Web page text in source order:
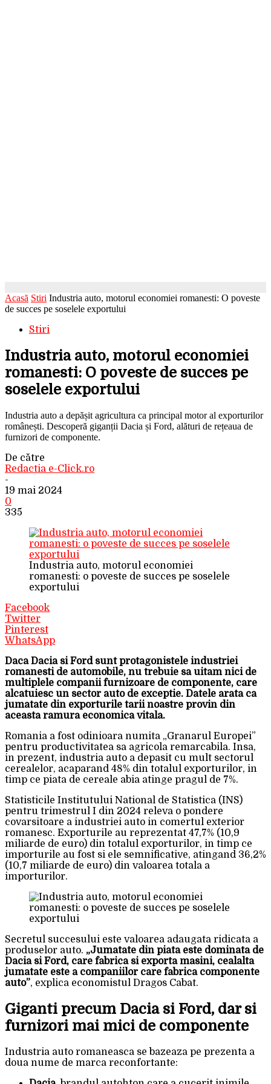
Acasă Stiri Industria auto, motorul economiei romanesti: O poveste
de succes pe soselele exportului
Stiri
Industria auto, motorul economiei
romanesti: O poveste de succes pe
soselele exportului
Industria auto a depășit agricultura ca principal motor al exporturilor
românești. Descoperă giganții Dacia și Ford, alături de rețeaua de
furnizori de componente.
De către
Redactia e-Click.ro
-
19 mai 2024
0
335
Industria auto, motorul economiei
romanesti: o poveste de succes pe soselele
exportului
Facebook
Twitter
Pinterest
WhatsApp
Daca Dacia si Ford sunt protagonistele industriei
romanesti de automobile, nu trebuie sa uitam nici de
multiplele companii furnizoare de componente, care
alcatuiesc un sector auto de exceptie. Datele arata ca
jumatate din exporturile tarii noastre provin din
aceasta ramura economica vitala.
Romania a fost odinioara numita „Granarul Europei”
pentru productivitatea sa agricola remarcabila. Insa,
in prezent, industria auto a depasit cu mult sectorul
cerealelor, acaparand 48% din totalul exporturilor, in
timp ce piata de cereale abia atinge pragul de 7%.
Statisticile Institutului National de Statistica (INS)
pentru trimestrul I din 2024 releva o pondere
covarsitoare a industriei auto in comertul exterior
romanesc. Exporturile au reprezentat 47,7% (10,9
miliarde de euro) din totalul exporturilor, in timp ce
importurile au fost si ele semnificative, atingand 36,2%
(10,7 miliarde de euro) din valoarea totala a
importurilor.
Secretul succesului este valoarea adaugata ridicata a
produselor auto. „Jumatate din piata este dominata de
Dacia si Ford, care fabrica si exporta masini, cealalta
jumatate este a companiilor care fabrica componente
auto”, explica economistul Dragos Cabat.
Giganti precum Dacia si Ford, dar si
furnizori mai mici de componente
Industria auto romaneasca se bazeaza pe prezenta a
doua nume de marca reconfortante: